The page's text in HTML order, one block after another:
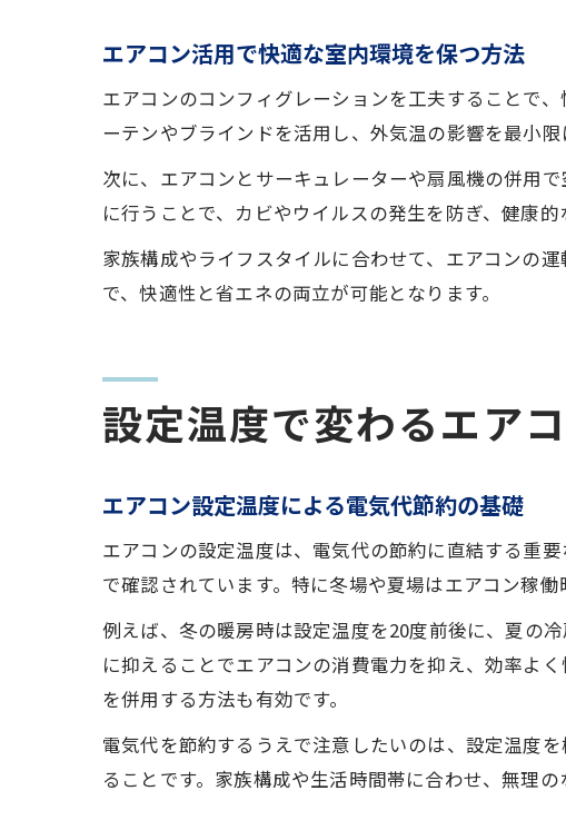
エアコン活用で快適な室内環境を保つ方法
エアコンのコンフィグレーションを工夫することで
ーテンやブラインドを活用し、外気温の影響を最小
次に、エアコンとサーキュレーターや扇風機の併用
に行うことで、カビやウイルスの発生を防ぎ、健康的
家族構成やライフスタイルに合わせて、エアコンの
で、快適性と省エネの両立が可能となります。
設定温度で変わるエア
エアコン設定温度による電気代節約の基礎
エアコンの設定温度は、電気代の節約に直結する重
で確認されています。特に冬場や夏場はエアコン稼
例えば、冬の暖房時は設定温度を20度前後に、夏の
に抑えることでエアコンの消費電力を抑え、効率よ
を併用する方法も有効です。
電気代を節約するうえで注意したいのは、設定温度
ることです。家族構成や生活時間帯に合わせ、無理